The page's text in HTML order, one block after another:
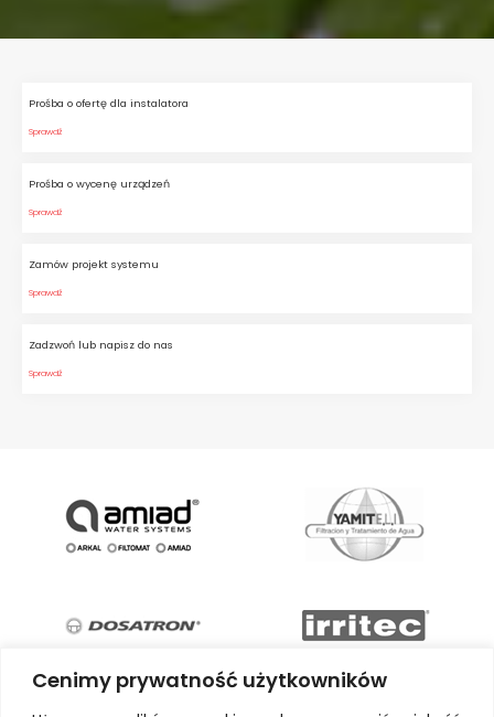
Cenimy prywatność użytkowników
Prośba o ofertę dla instalatora
Sprawdź
Prośba o wycenę urządzeń
Sprawdź
Zamów projekt systemu
Sprawdź
Zadzwoń lub napisz do nas
Sprawdź